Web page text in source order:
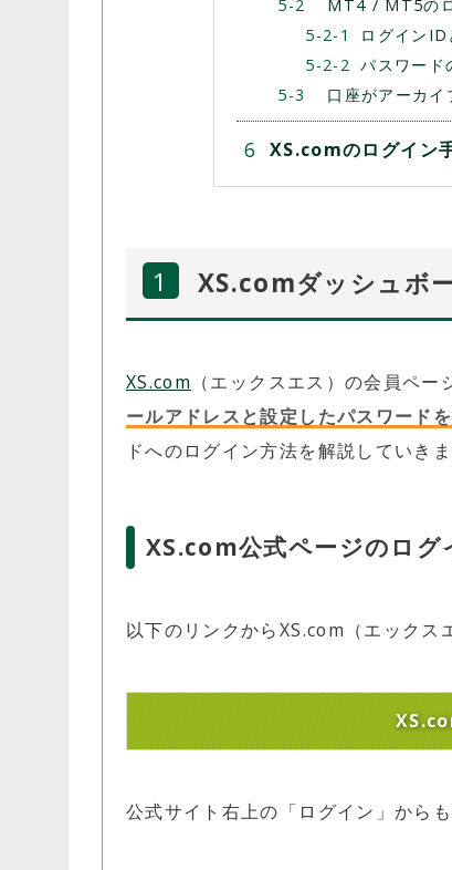
MT4 / MT5の
ログイン
パスワード
口座がアーカイ
XS.comのログイン
XS.comダッシュボ
XS.com （エックスエス）の会員ペ
ールアドレスと設定したパスワード
ドへのログイン方法を解説していきま
XS.com公式ページのログ
以下のリンクからXS.com（エックス
公式サイト右上の「ログイン」からも